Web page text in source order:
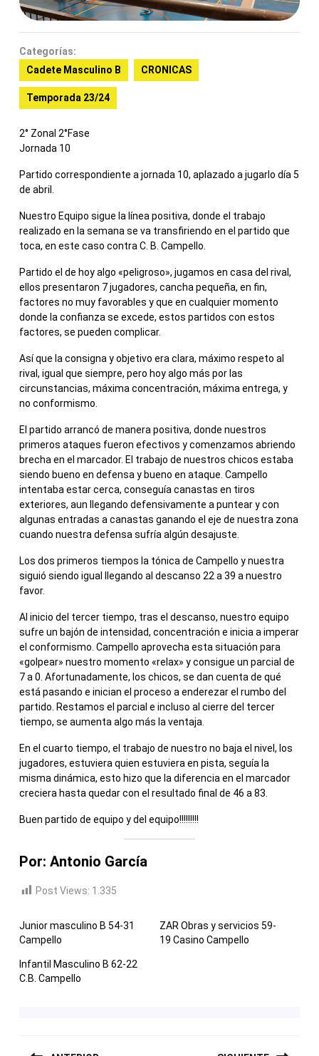
Categorías:
Cadete Masculino B
CRONICAS
Temporada 23/24
2° Zonal 2°Fase
Jornada 10
Partido correspondiente a jornada 10, aplazado a jugarlo día 5
de abril.
Nuestro Equipo sigue la línea positiva, donde el trabajo
realizado en la semana se va transfiriendo en el partido que
toca, en este caso contra C. B. Campello.
Partido el de hoy algo «peligroso», jugamos en casa del rival,
ellos presentaron 7 jugadores, cancha pequeña, en fin,
factores no muy favorables y que en cualquier momento
donde la confianza se excede, estos partidos con estos
factores, se pueden complicar.
Así que la consigna y objetivo era clara, máximo respeto al
rival, igual que siempre, pero hoy algo más por las
circunstancias, máxima concentración, máxima entrega, y
no conformismo.
El partido arrancó de manera positiva, donde nuestros
primeros ataques fueron efectivos y comenzamos abriendo
brecha en el marcador. El trabajo de nuestros chicos estaba
siendo bueno en defensa y bueno en ataque. Campello
intentaba estar cerca, conseguía canastas en tiros
exteriores, aun llegando defensivamente a puntear y con
algunas entradas a canastas ganando el eje de nuestra zona
cuando nuestra defensa sufría algún desajuste.
Los dos primeros tiempos la tónica de Campello y nuestra
siguió siendo igual llegando al descanso 22 a 39 a nuestro
favor.
Al inicio del tercer tiempo, tras el descanso, nuestro equipo
sufre un bajón de intensidad, concentración e inicia a imperar
el conformismo. Campello aprovecha esta situación para
«golpear» nuestro momento «relax» y consigue un parcial de
7 a 0. Afortunadamente, los chicos, se dan cuenta de qué
está pasando e inician el proceso a enderezar el rumbo del
partido. Restamos el parcial e incluso al cierre del tercer
tiempo, se aumenta algo más la ventaja.
En el cuarto tiempo, el trabajo de nuestro no baja el nivel, los
jugadores, estuviera quien estuviera en pista, seguía la
misma dinámica, esto hizo que la diferencia en el marcador
creciera hasta quedar con el resultado final de 46 a 83.
Buen partido de equipo y del equipo!!!!!!!!!
Por: Antonio García
Post Views: 1.335
Junior masculino B 54-31
Campello
ZAR Obras y servicios 59-
19 Casino Campello
Infantil Masculino B 62-22
C.B. Campello